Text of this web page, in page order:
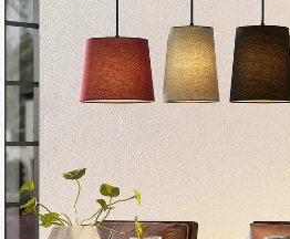
gallery